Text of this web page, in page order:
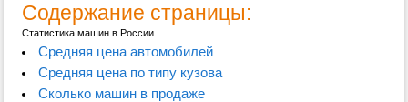
Содержание страницы:
Статистика машин в России
Средняя цена автомобилей
Средняя цена по типу кузова
Сколько машин в продаже